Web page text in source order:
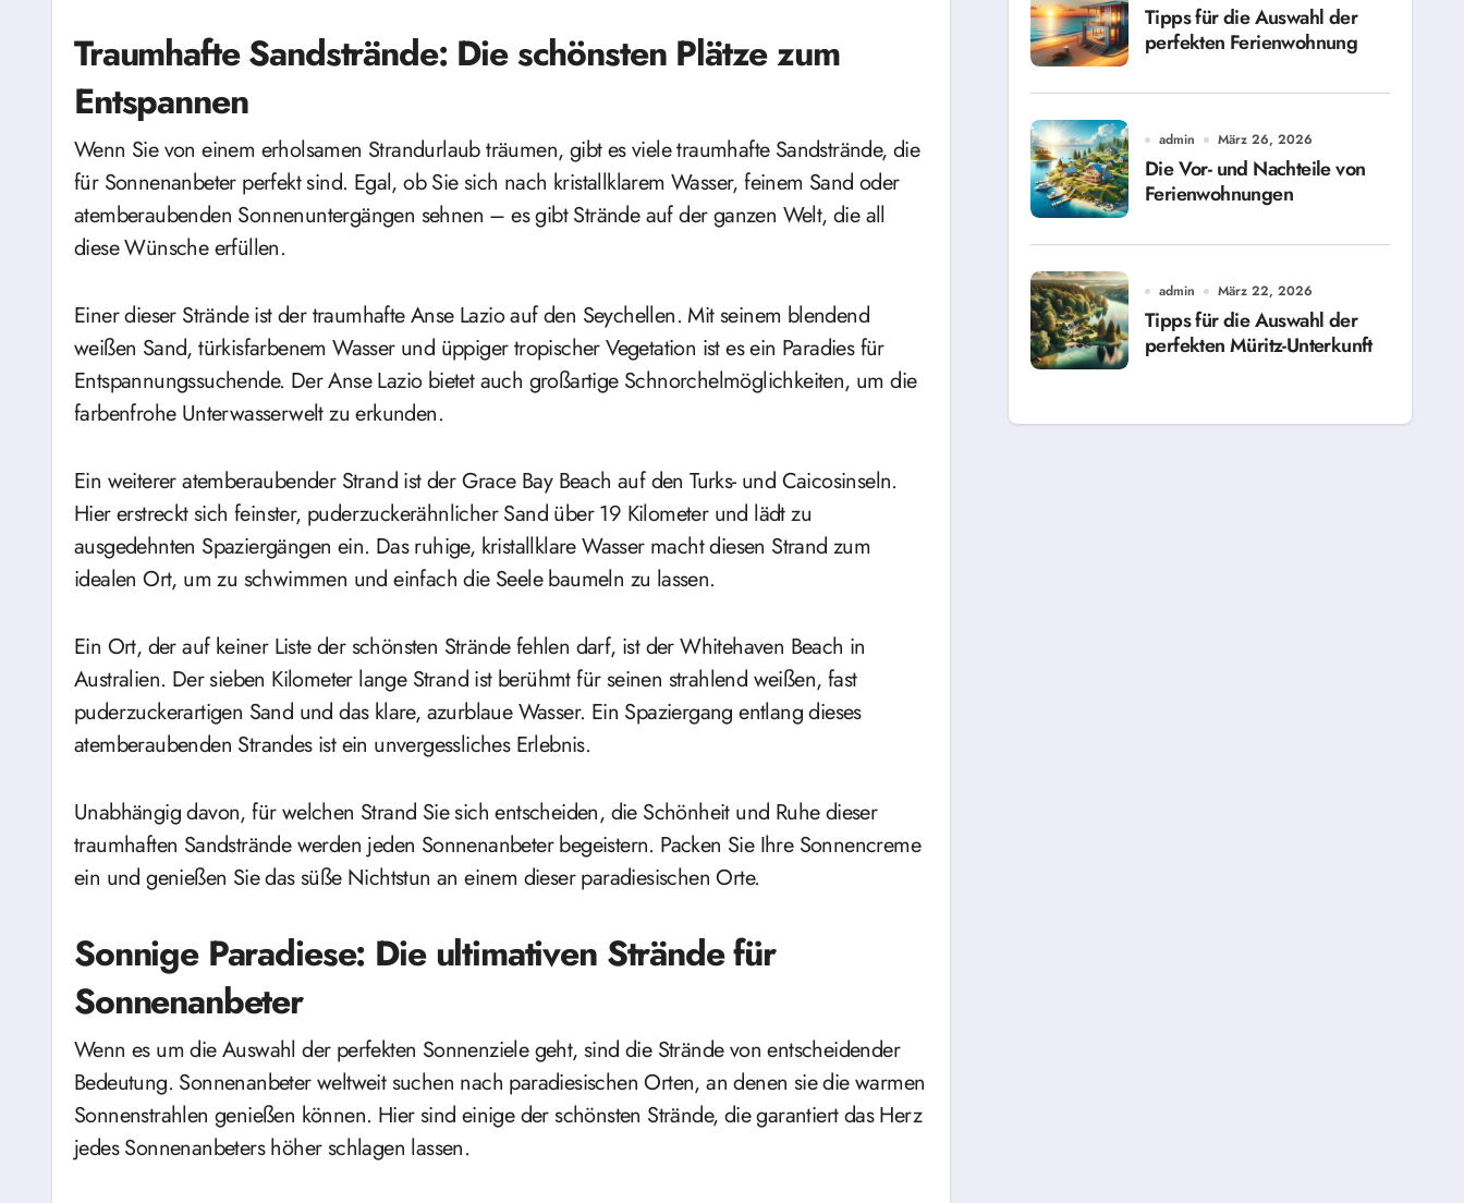
Traumhafte Sandstrände: Die schönsten Plätze zum
Entspannen
Wenn Sie von einem erholsamen Strandurlaub träumen, gibt es viele traumhafte Sandstrände, die
für Sonnenanbeter perfekt sind. Egal, ob Sie sich nach kristallklarem Wasser, feinem Sand oder
atemberaubenden Sonnenuntergängen sehnen – es gibt Strände auf der ganzen Welt, die all
diese Wünsche erfüllen.
Einer dieser Strände ist der traumhafte Anse Lazio auf den Seychellen. Mit seinem blendend
weißen Sand, türkisfarbenem Wasser und üppiger tropischer Vegetation ist es ein Paradies für
Entspannungssuchende. Der Anse Lazio bietet auch großartige Schnorchelmöglichkeiten, um die
farbenfrohe Unterwasserwelt zu erkunden.
Ein weiterer atemberaubender Strand ist der Grace Bay Beach auf den Turks- und Caicosinseln.
Hier erstreckt sich feinster, puderzuckerähnlicher Sand über 19 Kilometer und lädt zu
ausgedehnten Spaziergängen ein. Das ruhige, kristallklare Wasser macht diesen Strand zum
idealen Ort, um zu schwimmen und einfach die Seele baumeln zu lassen.
Ein Ort, der auf keiner Liste der schönsten Strände fehlen darf, ist der Whitehaven Beach in
Australien. Der sieben Kilometer lange Strand ist berühmt für seinen strahlend weißen, fast
puderzuckerartigen Sand und das klare, azurblaue Wasser. Ein Spaziergang entlang dieses
atemberaubenden Strandes ist ein unvergessliches Erlebnis.
Unabhängig davon, für welchen Strand Sie sich entscheiden, die Schönheit und Ruhe dieser
traumhaften Sandstrände werden jeden Sonnenanbeter begeistern. Packen Sie Ihre Sonnencreme
ein und genießen Sie das süße Nichtstun an einem dieser paradiesischen Orte.
Sonnige Paradiese: Die ultimativen Strände für
Sonnenanbeter
Wenn es um die Auswahl der perfekten Sonnenziele geht, sind die Strände von entscheidender
Bedeutung. Sonnenanbeter weltweit suchen nach paradiesischen Orten, an denen sie die warmen
Sonnenstrahlen genießen können. Hier sind einige der schönsten Strände, die garantiert das Herz
jedes Sonnenanbeters höher schlagen lassen.
Tipps für die Auswahl der
perfekten Ferienwohnung
admin März 26, 2026
Die Vor- und Nachteile von
Ferienwohnungen
admin März 22, 2026
Tipps für die Auswahl der
perfekten Müritz-Unterkunft